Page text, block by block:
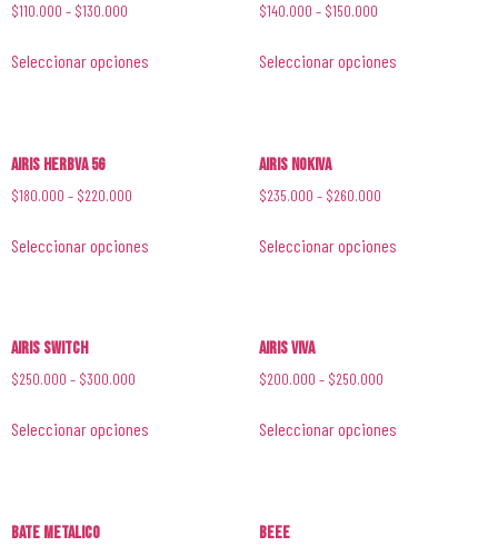
$110.000 – $130.000
Seleccionar opciones
$140.000 – $150.000
Seleccionar opciones
Airis Herbva 5G
$180.000 – $220.000
Seleccionar opciones
Airis Nokiva
$235.000 – $260.000
Seleccionar opciones
Airis Switch
$250.000 – $300.000
Seleccionar opciones
Airis Viva
$200.000 – $250.000
Seleccionar opciones
Bate Metalico Beee